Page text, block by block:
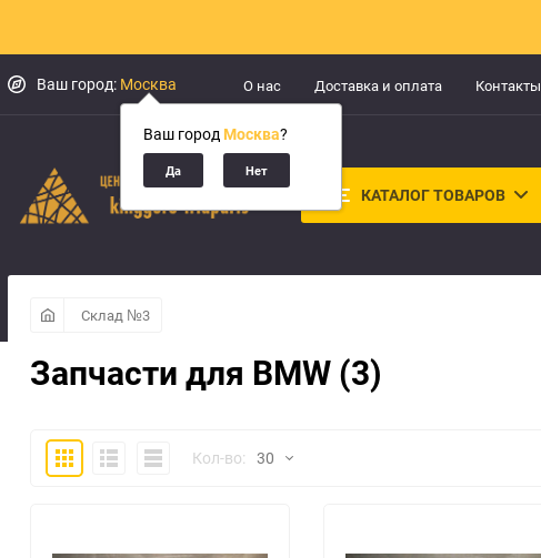
Ваш город: Москва
Ваш город Москва?
О нас Доставка и оплата Контакты
КАТАЛОГ ТОВАРОВ
Склад №3
Запчасти для BMW (3)
ПлиткаПодробноКомпактноКол-во: 30